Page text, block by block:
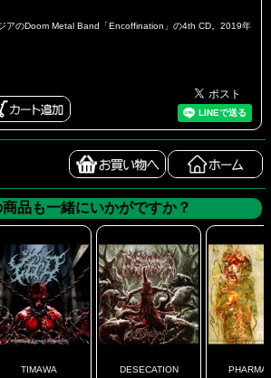
アのDoom Metal Band「Encoffination」の4th CD。2019年
品も一緒にいかがですか？
TIMAWA
DESECATION